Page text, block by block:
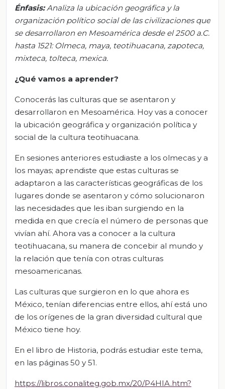
Énfasis:Analiza la ubicación geográfica y la
organización político social de las civilizaciones que
se desarrollaron en Mesoamérica desde el 2500 a.C.
hasta 1521: Olmeca, maya, teotihuacana, zapoteca,
mixteca, tolteca, mexica.
¿Qué vamos a aprender?
Conocerás las culturas que se asentaron y
desarrollaron en Mesoamérica. Hoy vas a conocer
la ubicación geográfica y organización política y
social de la cultura teotihuacana.
En sesiones anteriores estudiaste a los olmecas y a
los mayas; aprendiste que estas culturas se
adaptaron a las características geográficas de los
lugares donde se asentaron y cómo solucionaron
las necesidades que les iban surgiendo en la
medida en que crecía el número de personas que
vivían ahí. Ahora vas a conocer a la cultura
teotihuacana, su manera de concebir al mundo y
la relación que tenía con otras culturas
mesoamericanas.
Las culturas que surgieron en lo que ahora es
México, tenían diferencias entre ellos, ahí está uno
de los orígenes de la gran diversidad cultural que
México tiene hoy.
En el libro de Historia, podrás estudiar este tema,
en las páginas 50 y 51.
https://libros.conaliteg.gob.mx/20/P4HIA.htm?